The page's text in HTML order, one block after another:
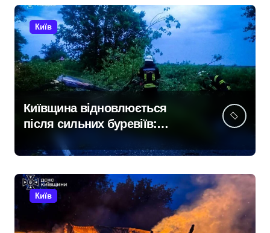
Київ
Київщина відновлюється
після сильних буревіїв:
пошкоджено 62 будинки,
понад 18 тисяч родин
залишились без електрики
Київ